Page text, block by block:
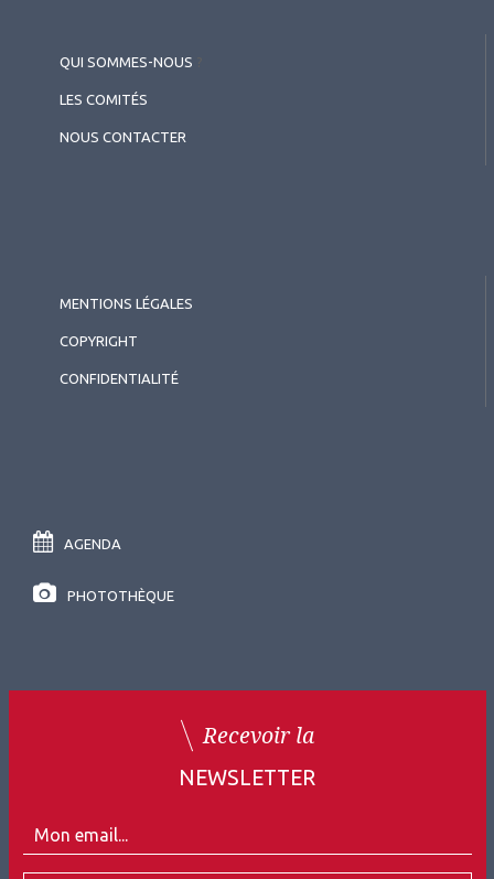
QUI SOMMES-NOUS
LES COMITÉS
NOUS CONTACTER
MENTIONS LÉGALES
COPYRIGHT
CONFIDENTIALITÉ
AGENDA
PHOTOTHÈQUE
Recevoir la
NEWSLETTER